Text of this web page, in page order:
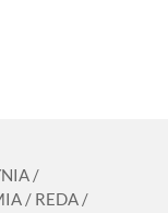
/
/ REDA /